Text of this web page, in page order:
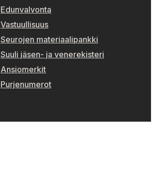
Edunvalvonta
Vastuullisuus
Seurojen materiaalipankki
Suuli jäsen- ja venerekisteri
Ansiomerkit
Purjenumerot